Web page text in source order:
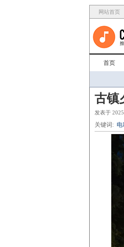
网站首页
首页
古镇
发表于
关键词: 电